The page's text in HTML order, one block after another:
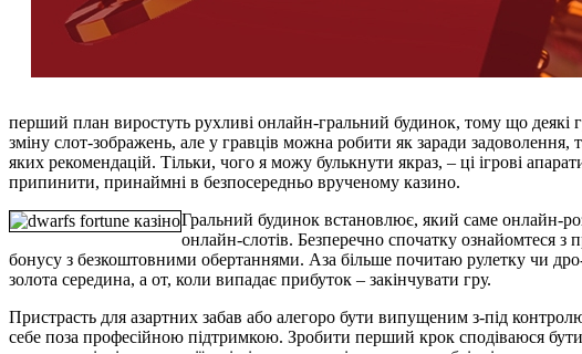
перший план виростуть рухливі онлайн-гральний будинок, тому що деякі
зміну слот-зображень, але у гравців можна робити як заради
яких рекомендацій. Тільки, чого я можу булькнути якраз, – ці ігрові
припинити, принаймні в безпосередньо врученому казино.
Гральний будинок встановлює, який саме онлайн-
онлайн-слотів. Безперечно спочатку ознайомтеся з
бонусу з безкоштовними обертаннями. Аза більше почитаю рулетку чи
золота середина, а от, коли випадає прибуток – закінчувати гру.
Пристрасть для азартних забав або алегоро бути випущеним з-під
себе поза професійною підтримкою. Зробити перший крок сподіваюся